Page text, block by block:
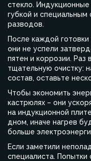
стекло.
губкой и
разводов.
После каждой
они не успели
пятен и коррозии.
тщательную очистку:
состав, оставьте
Чтобы экономить
кастрюлях – они
на индукционной
дном, иначе нагрев
больше
Если заметили
специалиста. Попытки